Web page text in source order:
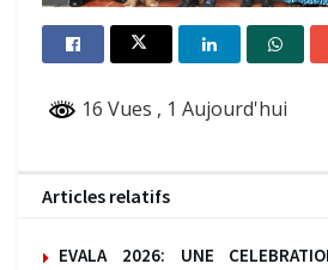
16 Vues , 1 Aujourd'hui
Articles relatifs
EVALA 2026: UNE